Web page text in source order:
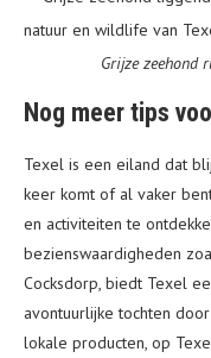
Grijze zeehond
Nog meer tips
Texel is een eiland dat
keer komt of al vaker
en activiteiten te
bezienswaardigheden
Cocksdorp, biedt Texel
avontuurlijke tochten
lokale producten, op